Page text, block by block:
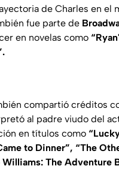
de Charles en el
fue parte de
en novelas como
compartió créditos
al padre viudo del
en títulos como
to Dinner”, “The
The Adventure